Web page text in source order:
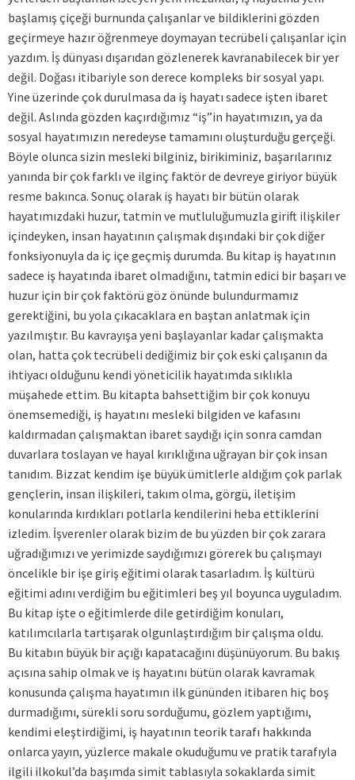
başlamış çiçeği burnunda çalışanlar ve bildiklerini gözden
geçirmeye hazır öğrenmeye doymayan tecrübeli çalışanlar için
yazdım. İş dünyası dışarıdan gözlenerek kavranabilecek bir yer
değil. Doğası itibariyle son derece kompleks bir sosyal yapı.
Yine üzerinde çok durulmasa da iş hayatı sadece işten ibaret
değil. Aslında gözden kaçırdığımız “iş”in hayatımızın, ya da
sosyal hayatımızın neredeyse tamamını oluşturduğu gerçeği.
Böyle olunca sizin mesleki bilginiz, birikiminiz, başarılarınız
yanında bir çok farklı ve ilginç faktör de devreye giriyor büyük
resme bakınca. Sonuç olarak iş hayatı bir bütün olarak
hayatımızdaki huzur, tatmin ve mutluluğumuzla girift ilişkiler
içindeyken, insan hayatının çalışmak dışındaki bir çok diğer
fonksiyonuyla da iç içe geçmiş durumda. Bu kitap iş hayatının
sadece iş hayatında ibaret olmadığını, tatmin edici bir başarı ve
huzur için bir çok faktörü göz önünde bulundurmamız
gerektiğini, bu yola çıkacaklara en baştan anlatmak için
yazılmıştır. Bu kavrayışa yeni başlayanlar kadar çalışmakta
olan, hatta çok tecrübeli dediğimiz bir çok eski çalışanın da
ihtiyacı olduğunu kendi yöneticilik hayatımda sıklıkla
müşahede ettim. Bu kitapta bahsettiğim bir çok konuyu
önemsemediği, iş hayatını mesleki bilgiden ve kafasını
kaldırmadan çalışmaktan ibaret saydığı için sonra camdan
duvarlara toslayan ve hayal kırıklığına uğrayan bir çok insan
tanıdım. Bizzat kendim işe büyük ümitlerle aldığım çok parlak
gençlerin, insan ilişkileri, takım olma, görgü, iletişim
konularında kırdıkları potlarla kendilerini heba ettiklerini
izledim. İşverenler olarak bizim de bu yüzden bir çok zarara
uğradığımızı ve yerimizde saydığımızı görerek bu çalışmayı
öncelikle bir işe giriş eğitimi olarak tasarladım. İş kültürü
eğitimi adını verdiğim bu eğitimleri beş yıl boyunca uyguladım.
Bu kitap işte o eğitimlerde dile getirdiğim konuları,
katılımcılarla tartışarak olgunlaştırdığım bir çalışma oldu.
Bu kitabın büyük bir açığı kapatacağını düşünüyorum. Bu bakış
açısına sahip olmak ve iş hayatını bütün olarak kavramak
konusunda çalışma hayatımın ilk gününden itibaren hiç boş
durmadığımı, sürekli soru sorduğumu, gözlem yaptığımı,
kendimi eleştirdiğimi, iş hayatının teorik tarafı hakkında
onlarca yayın, yüzlerce makale okuduğumu ve pratik tarafıyla
ilgili ilkokul’da başımda simit tablasıyla sokaklarda simit